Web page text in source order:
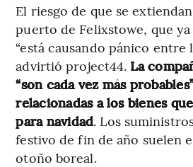
El riesgo de que se
puerto de Felixstowe, que
“está causando pánico entre
advirtió project44. La
“son cada vez más
relacionadas a los bienes
para navidad. Los
festivo de fin de año suelen
otoño boreal.